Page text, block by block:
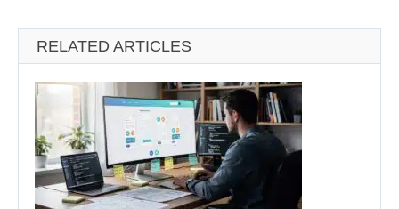
RELATED ARTICLES